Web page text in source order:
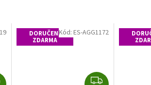
M
DORUČENÍ
ZDARMA
Z
Kód: ES-AGG1172